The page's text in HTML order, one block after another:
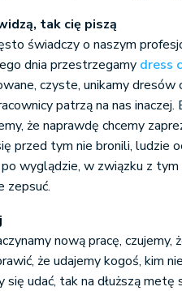
tak cię piszą
świadczy o naszym
dnia przestrzegamy dress
czyste, unikamy dresów
patrzą na nas
że naprawdę chcemy
przed tym nie bronili, ludzie
po wyglądzie, w związku z
zepsuć.
nową pracę,
że udajemy kogoś, kim
się udać, tak na dłuższą